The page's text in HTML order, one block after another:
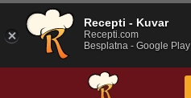
Recepti - Kuvar
Recepti.com
Besplatna - Google Play